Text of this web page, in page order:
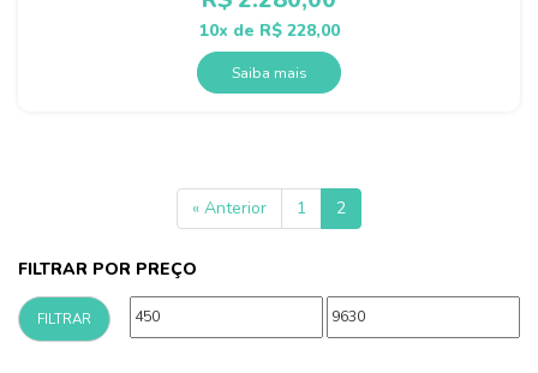
10x de R$228,00
Saiba mais
« Anterior 1 2
FILTRAR POR PREÇO
Preço
Preço
FILTRAR